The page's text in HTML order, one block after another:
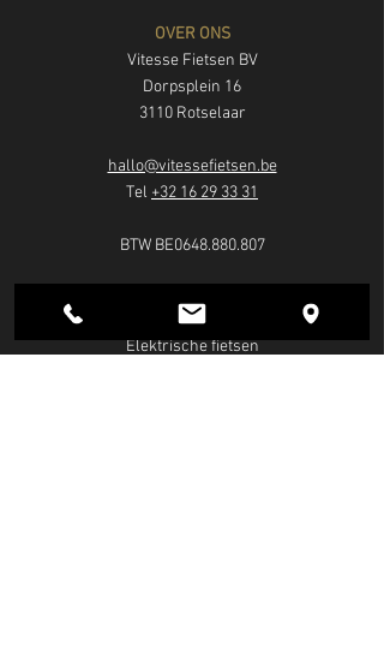
ZONDAG: gaan fietsen
MAANDAG: rustdag
OVER ONS
Vitesse Fietsen BV
Dorpsplein 16
3110 Rotselaar
hallo@vitessefietsen.be
Tel +32 16 29 33 31
BTW BE0648.880.807
FIETSEN
Elektrische fietsen